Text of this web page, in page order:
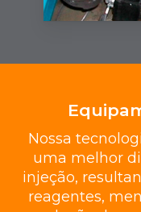
Nossa
uma melhor
injeção,
reagentes,